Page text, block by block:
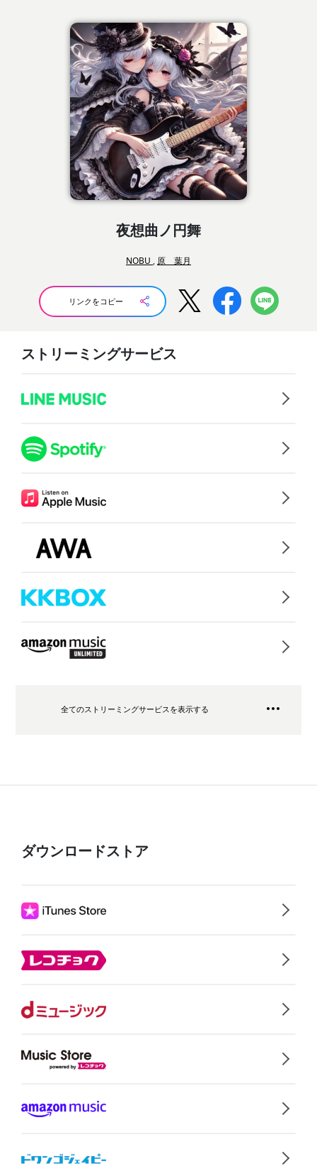
夜想曲ノ円舞
NOBU , 原 葉月
リンクをコピー
ストリーミングサービス
全てのストリーミングサービスを表示する
ダウンロードストア